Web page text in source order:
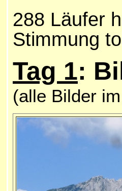
288 Läufer
Stimmung
Tag 1:
(alle Bilder